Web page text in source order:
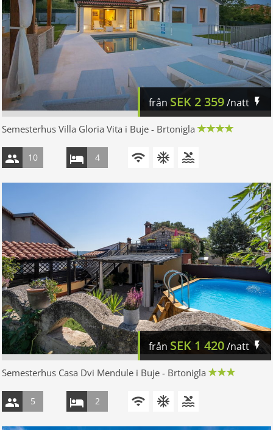
från SEK 2 359/natt
Semesterhus Villa Gloria Vita i Buje - Brtonigla
10 4
från SEK 1 420/natt
Semesterhus Casa Dvi Mendule i Buje - Brtonigla
5 2